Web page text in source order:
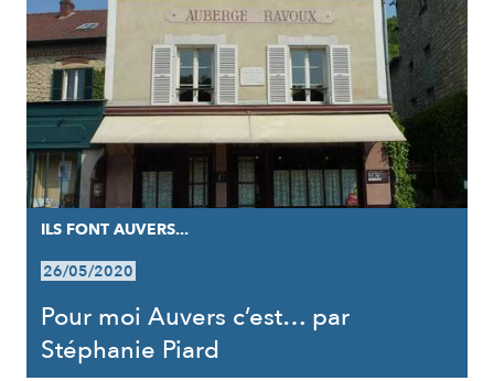
ILS FONT AUVERS...
26/05/2020
Pour moi Auvers c’est… par
Stéphanie Piard